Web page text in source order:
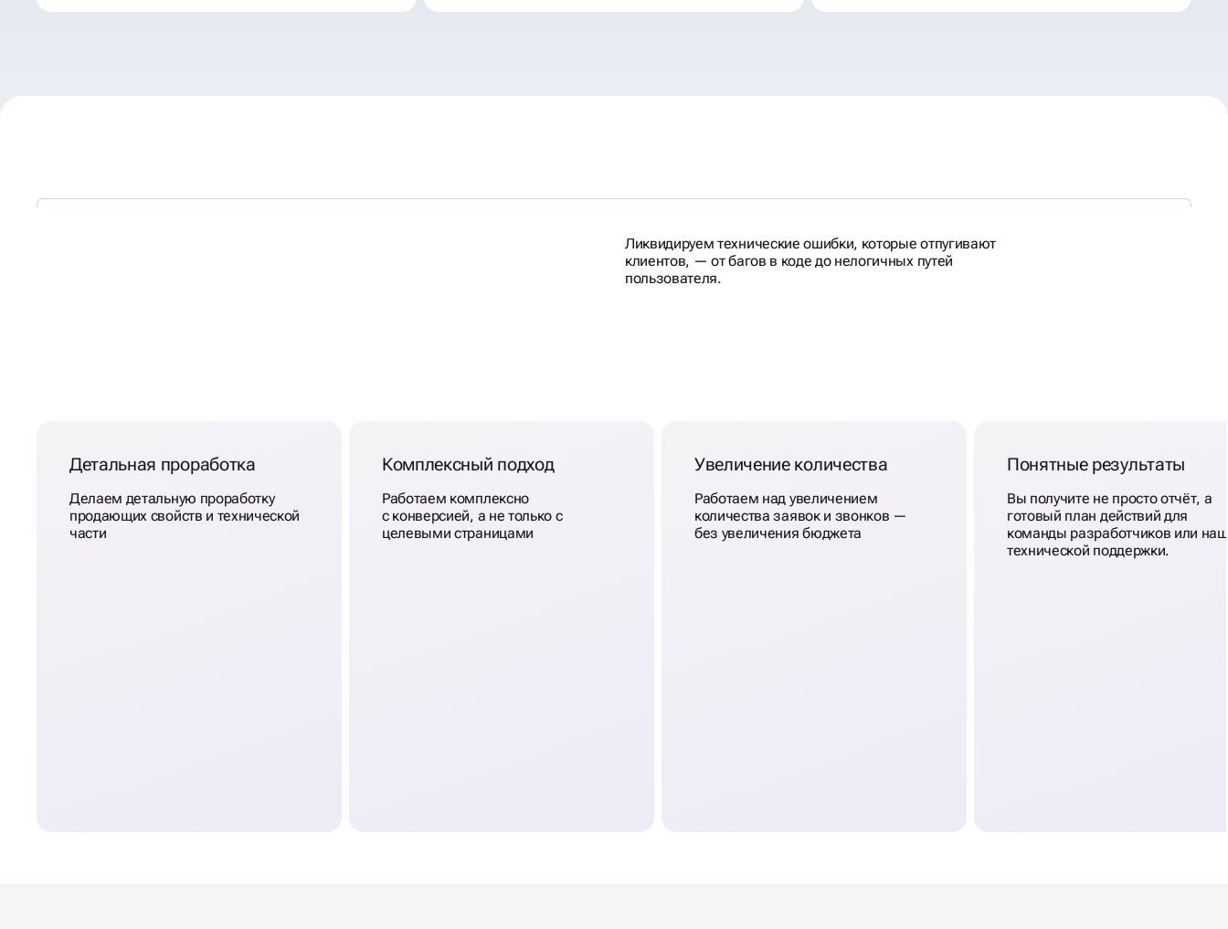
Ликвидируем технические ошибки, которые отпугивают
клиентов, — от багов в коде до нелогичных путей
пользователя.
Детальная проработка
Делаем детальную проработку
продающих свойств и технической
части
Комплексный подход
Работаем комплексно
с конверсией, а не только c
целевыми страницами
Увеличение количества
Работаем над увеличением
количества заявок и звонков —
без увеличения бюджета
Понятные результаты
Вы получите не просто отчёт, а
готовый план действий для
команды разработчиков или
технической поддержки.